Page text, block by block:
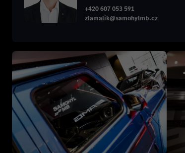
+420 607 053 591
zlamalik@samohylmb.cz